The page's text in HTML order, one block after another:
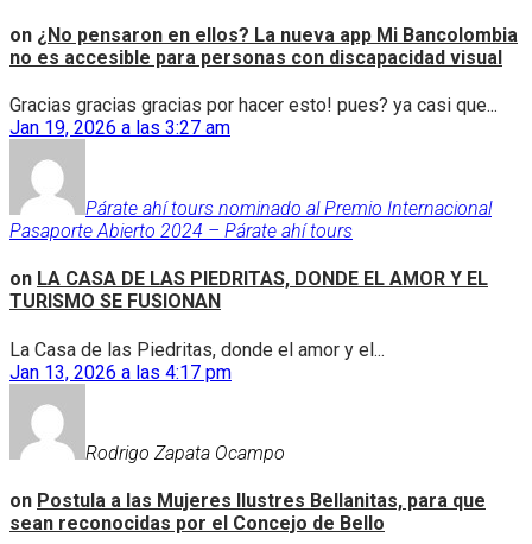
on ¿No pensaron en ellos? La nueva app Mi Bancolombia
no es accesible para personas con discapacidad visual
Gracias gracias gracias por hacer esto! pues? ya casi que...
Jan 19, 2026 a las 3:27 am
Párate ahí tours nominado al Premio Internacional
Pasaporte Abierto 2024 – Párate ahí tours
on LA CASA DE LAS PIEDRITAS, DONDE EL AMOR Y EL
TURISMO SE FUSIONAN
La Casa de las Piedritas, donde el amor y el...
Jan 13, 2026 a las 4:17 pm
Rodrigo Zapata Ocampo
on Postula a las Mujeres Ilustres Bellanitas, para que
sean reconocidas por el Concejo de Bello